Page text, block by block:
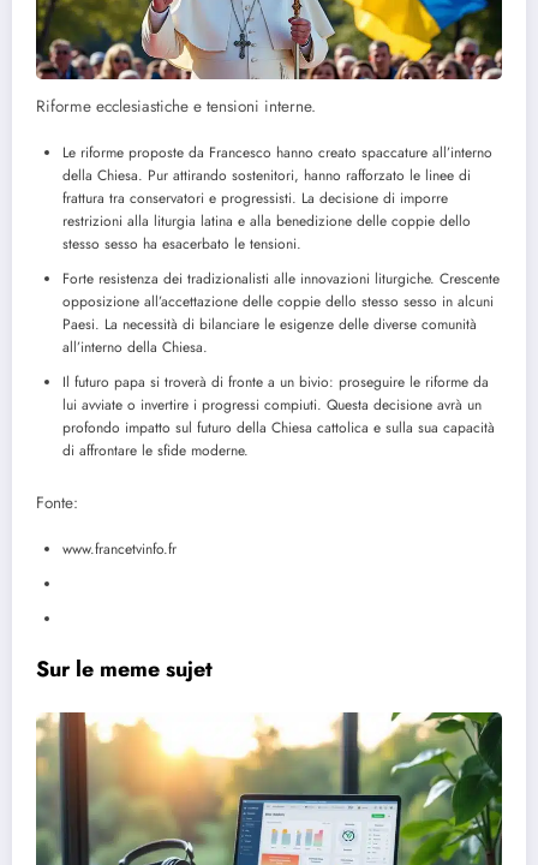
Riforme ecclesiastiche e tensioni interne.
Le riforme proposte da Francesco hanno creato spaccature all’interno
della Chiesa. Pur attirando sostenitori, hanno rafforzato le linee di
frattura tra conservatori e progressisti. La decisione di imporre
restrizioni alla liturgia latina e alla benedizione delle coppie dello
stesso sesso ha esacerbato le tensioni.
Forte resistenza dei tradizionalisti alle innovazioni liturgiche. Crescente
opposizione all’accettazione delle coppie dello stesso sesso in alcuni
Paesi. La necessità di bilanciare le esigenze delle diverse comunità
all’interno della Chiesa.
Il futuro papa si troverà di fronte a un bivio: proseguire le riforme da
lui avviate o invertire i progressi compiuti. Questa decisione avrà un
profondo impatto sul futuro della Chiesa cattolica e sulla sua capacità
di affrontare le sfide moderne.
Fonte:
www.francetvinfo.fr
Sur le meme sujet